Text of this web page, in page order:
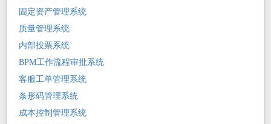
固定资产管理系统
质量管理系统
内部投票系统
BPM工作流程审批系统
客服工单管理系统
条形码管理系统
成本控制管理系统